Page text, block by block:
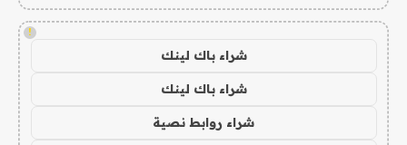
!
شراء باك لينك
شراء باك لينك
شراء روابط نصية